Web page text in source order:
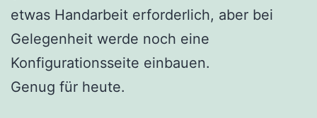
etwas Handarbeit erforderlich, aber bei
Gelegenheit werde noch eine
Konfigurationsseite einbauen.
Genug für heute.